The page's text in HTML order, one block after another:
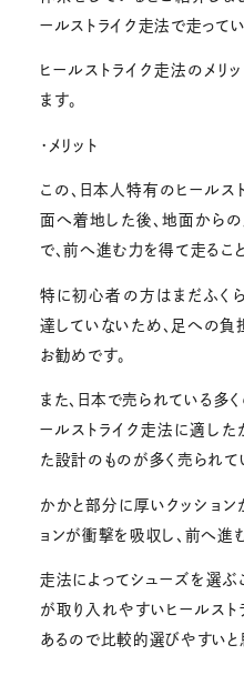
ールストライク走法で走ってい
ヒールストライク走法のメリ
ます。
・メリット
この、日本人特有のヒールス
面へ着地した後、地面から
で、前へ進む力を得て走ること
特に初心者の方はまだふく
達していないため、足への
お勧めです。
また、日本で売られている多
ールストライク走法に適し
た設計のものが多く売られて
かかと部分に厚いクッション
ョンが衝撃を吸収し、前へ進
走法によってシューズを選ぶ
が取り入れやすいヒールス
あるので比較的選びやすいと